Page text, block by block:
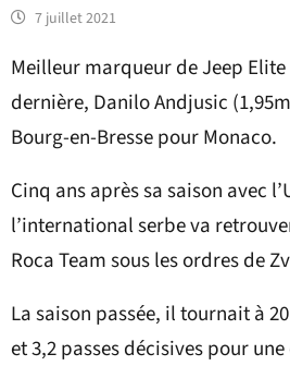
7 juillet 2021
Meilleur marqueur de Jeep
dernière, Danilo Andjusic
Bourg-en-Bresse pour Monaco.
Cinq ans après sa saison avec
l’international serbe va
Roca Team sous les ordres de
La saison passée, il tournait à
et 3,2 passes décisives pour